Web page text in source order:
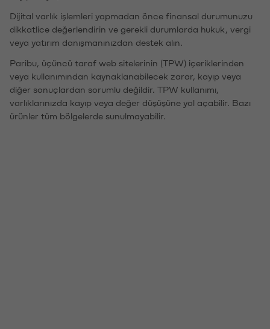
Dijital varlık işlemleri yapmadan önce finansal durumunuzu
dikkatlice değerlendirin ve gerekli durumlarda hukuk, vergi
veya yatırım danışmanınızdan destek alın.
Paribu, üçüncü taraf web sitelerinin (TPW) içeriklerinden
veya kullanımından kaynaklanabilecek zarar, kayıp veya
diğer sonuçlardan sorumlu değildir. TPW kullanımı,
varlıklarınızda kayıp veya değer düşüşüne yol açabilir. Bazı
ürünler tüm bölgelerde sunulmayabilir.